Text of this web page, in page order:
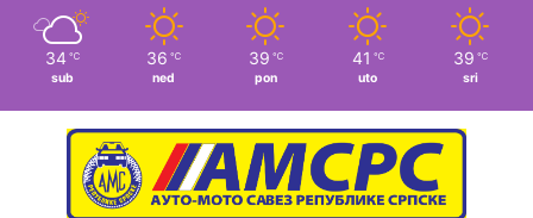
34 ℃
sub
36 ℃
ned
39 ℃
pon
41 ℃
uto
39 ℃
sri